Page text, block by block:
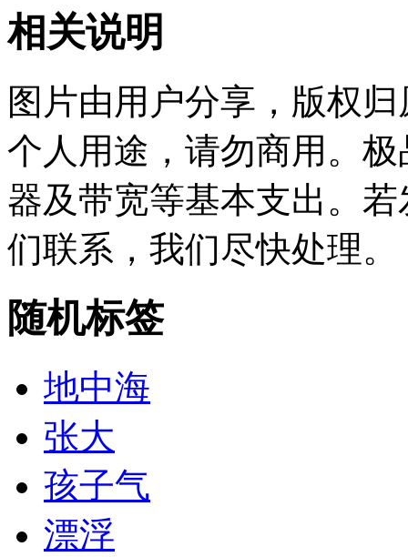
相关说明
图片由用户分享，版权
个人用途，请勿商用。
器及带宽等基本支出。
们联系，我们尽快处理。
随机标签
地中海
张大
孩子气
漂浮